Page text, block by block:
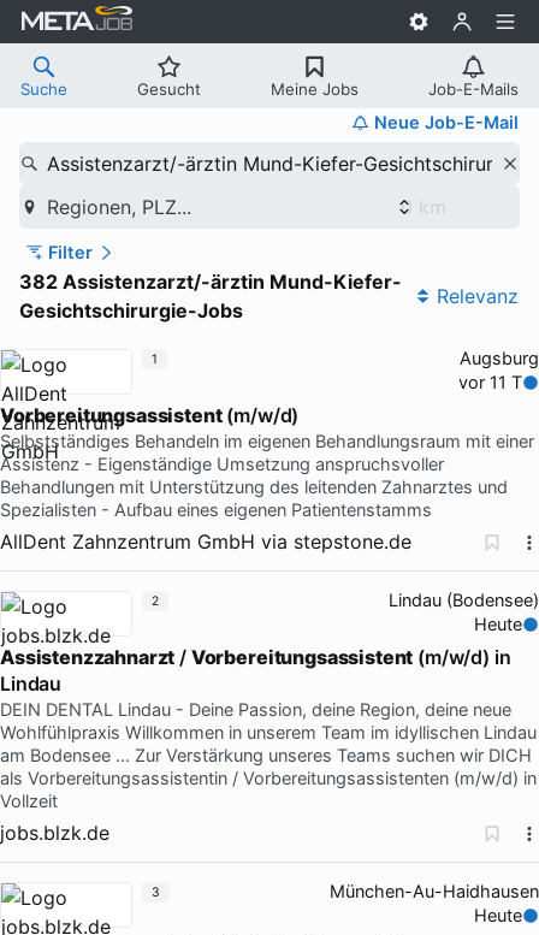
Suche Gesucht Meine Jobs Job-E-Mails
Neue Job-E-Mail
Assistenzarzt/-ärztin Mund-Kiefer-Gesichtschirurgie
Regionen, PLZ...
Filter
382 Assistenzarzt/-ärztin Mund-Kiefer-
Gesichtschirurgie-Jobs
Relevanz
Augsburg
vor 11 T
Vorbereitungsassistent(m/w/d)
Selbstständiges Behandeln im eigenen Behandlungsraum mit einer
Assistenz - Eigenständige Umsetzung anspruchsvoller
Behandlungen mit Unterstützung des leitenden Zahnarztes und
Spezialisten - Aufbau eines eigenen Patientenstamms
AllDent Zahnzentrum GmbH via stepstone.de
1
Lindau (Bodensee)
Heute
Assistenzzahnarzt / Vorbereitungsassistent (m/w/d) in
Lindau
DEIN DENTAL Lindau - Deine Passion, deine Region, deine neue
Wohlfühlpraxis Willkommen in unserem Team im idyllischen Lindau
am Bodensee … Zur Verstärkung unseres Teams suchen wir DICH
als Vorbereitungsassistentin / Vorbereitungsassistenten (m/w/d) in
Vollzeit
jobs.blzk.de
2
München-Au-Haidhausen
Heute
3